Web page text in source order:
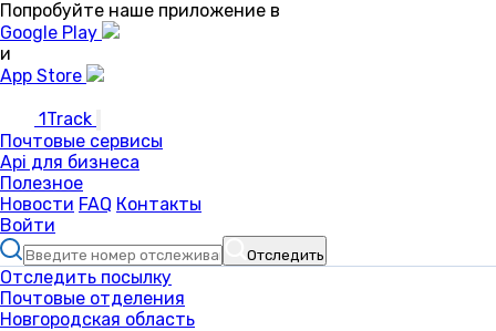
Попробуйте наше приложение в
Google Play
и
App Store
1Track
Почтовые сервисы
Api для бизнеса
Полезное
Новости FAQ Контакты
Войти
Отследить
Отследить посылку
Почтовые отделения
Новгородская область